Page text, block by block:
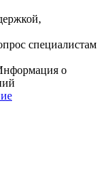
специалистам
о